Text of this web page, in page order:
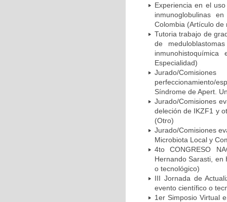
Experiencia en el
inmunoglobulinas
Colombia (Artículo de
Tutoria trabajo de
de
Especialidad)
Jurado/
perfeccionamiento/
Síndrome de Apert.
Jurado/Comisiones
deleción de IKZF1 y
(Otro)
Jurado/Comisiones
Microbiota Local y
4to CONGRESO
Hernando Sarasti, en
o tecnológico)
III Jornada de
evento científico o
1er Simposio Virtual